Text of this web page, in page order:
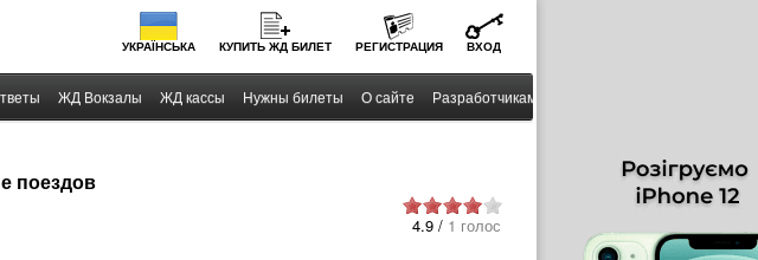
УКРАЇНСЬКА КУПИТЬ ЖД БИЛЕТ РЕГИСТРАЦИЯ ВХОД
ЖД Вокзалы ЖД кассы Нужны билеты О сайте Разработчикам
поездов
4.9 / 1 голос